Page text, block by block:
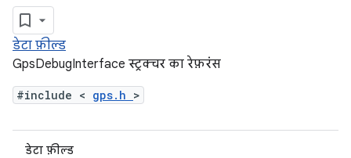
डेटा फ़ील्ड
GpsDebugInterface स्ट्रक्चर का रेफ़रंस
#include < gps.h >
डेटा फ़ील्ड